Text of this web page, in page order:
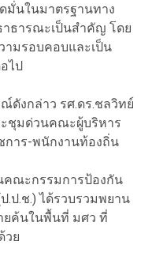
มั่นในมาตรฐานทาง
ธารณะเป็นสำคัญ โดย
ามรอบคอบและเป็น
ไป
ดังกล่าว รศ.ดร.ชลวิทย์
ะชุมด่วนคณะผู้บริหาร
การ-พนักงานท้องถิ่น
คณะกรรมการป้องกัน
.ป.ช.) ได้รวบรวมพยาน
ยค้นในพื้นที่ มศว ที่
วย